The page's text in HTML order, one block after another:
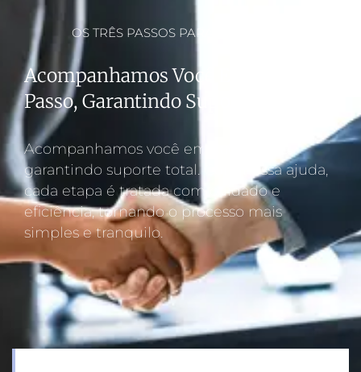
OS TRÊS PASSOS PARA O SUCESSO
Acompanhamos Você Em Cada
Passo, Garantindo Suporte Total.
Acompanhamos você em cada passo,
garantindo suporte total. Com nossa ajuda,
cada etapa é tratada com cuidado e
eficiência, tornando o processo mais
simples e tranquilo.